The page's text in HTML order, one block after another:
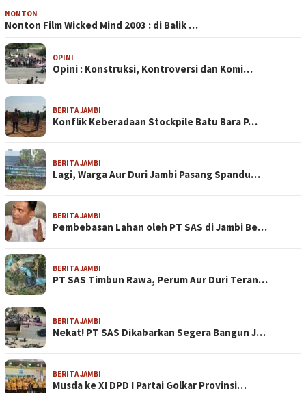
NONTON
Nonton Film Wicked Mind 2003 : di Balik …
OPINI
Opini : Konstruksi, Kontroversi dan Komi…
BERITA JAMBI
Konflik Keberadaan Stockpile Batu Bara P…
BERITA JAMBI
Lagi, Warga Aur Duri Jambi Pasang Spandu…
BERITA JAMBI
Pembebasan Lahan oleh PT SAS di Jambi Be…
BERITA JAMBI
PT SAS Timbun Rawa, Perum Aur Duri Teran…
BERITA JAMBI
Nekat! PT SAS Dikabarkan Segera Bangun J…
BERITA JAMBI
Musda ke XI DPD I Partai Golkar Provinsi…